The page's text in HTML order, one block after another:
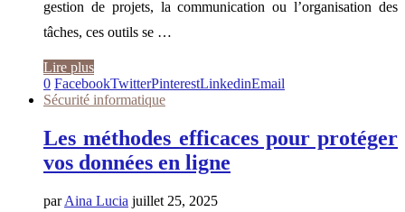
gestion de projets, la communication ou l’organisation des
tâches, ces outils se …
Lire plus
0 FacebookTwitterPinterestLinkedinEmail
Sécurité informatique
Les méthodes efficaces pour protéger
vos données en ligne
parAina Lucia juillet 25, 2025